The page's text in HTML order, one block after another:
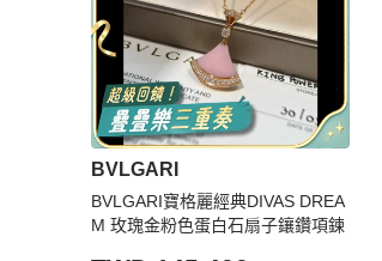
BVLGARI
BVLGARI寶格麗經典DIVAS DREA
M 玫瑰金粉色蛋白石扇子鑲鑽項鍊